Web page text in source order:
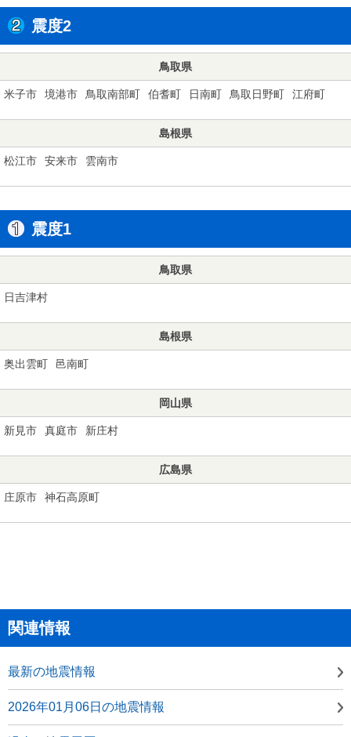
震度2
鳥取県
米子市 境港市 鳥取南部町 伯耆町 日南町 鳥取日野町 江府町
島根県
松江市 安来市 雲南市
震度1
鳥取県
日吉津村
島根県
奥出雲町 邑南町
岡山県
新見市 真庭市 新庄村
広島県
庄原市 神石高原町
関連情報
最新の地震情報
2026年01月06日の地震情報